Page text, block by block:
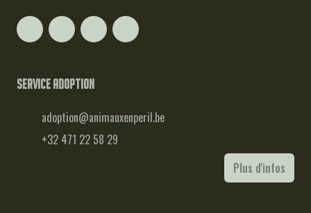
Service adoption
adoption@animauxenperil.be
+32 471 22 58 29
Plus d'infos